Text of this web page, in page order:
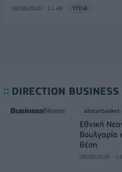
08/08/2026 - 11:48 ΥΓΕΙΑ
DIRECTION
Εθνική
Βουλγαρία
θέση
08/08/2026 -